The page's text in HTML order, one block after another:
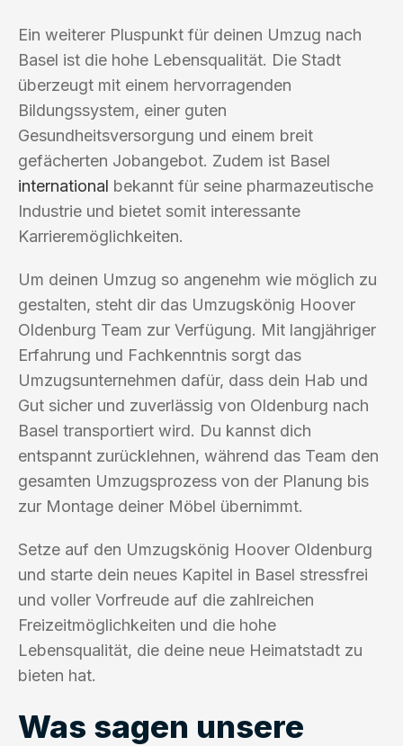
Ein weiterer Pluspunkt für deinen Umzug nach
Basel ist die hohe Lebensqualität. Die Stadt
überzeugt mit einem hervorragenden
Bildungssystem, einer guten
Gesundheitsversorgung und einem breit
gefächerten Jobangebot. Zudem ist Basel
international bekannt für seine pharmazeutische
Industrie und bietet somit interessante
Karrieremöglichkeiten.
Um deinen Umzug so angenehm wie möglich zu
gestalten, steht dir das Umzugskönig Hoover
Oldenburg Team zur Verfügung. Mit langjähriger
Erfahrung und Fachkenntnis sorgt das
Umzugsunternehmen dafür, dass dein Hab und
Gut sicher und zuverlässig von Oldenburg nach
Basel transportiert wird. Du kannst dich
entspannt zurücklehnen, während das Team den
gesamten Umzugsprozess von der Planung bis
zur Montage deiner Möbel übernimmt.
Setze auf den Umzugskönig Hoover Oldenburg
und starte dein neues Kapitel in Basel stressfrei
und voller Vorfreude auf die zahlreichen
Freizeitmöglichkeiten und die hohe
Lebensqualität, die deine neue Heimatstadt zu
bieten hat.
Was sagen unsere